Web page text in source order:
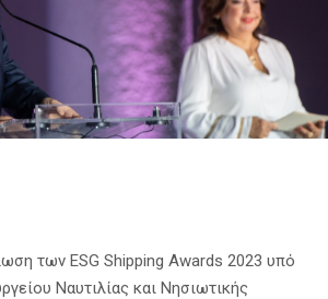
των ESG Shipping Awards 2023 υπό
Ναυτιλίας και Νησιωτικής